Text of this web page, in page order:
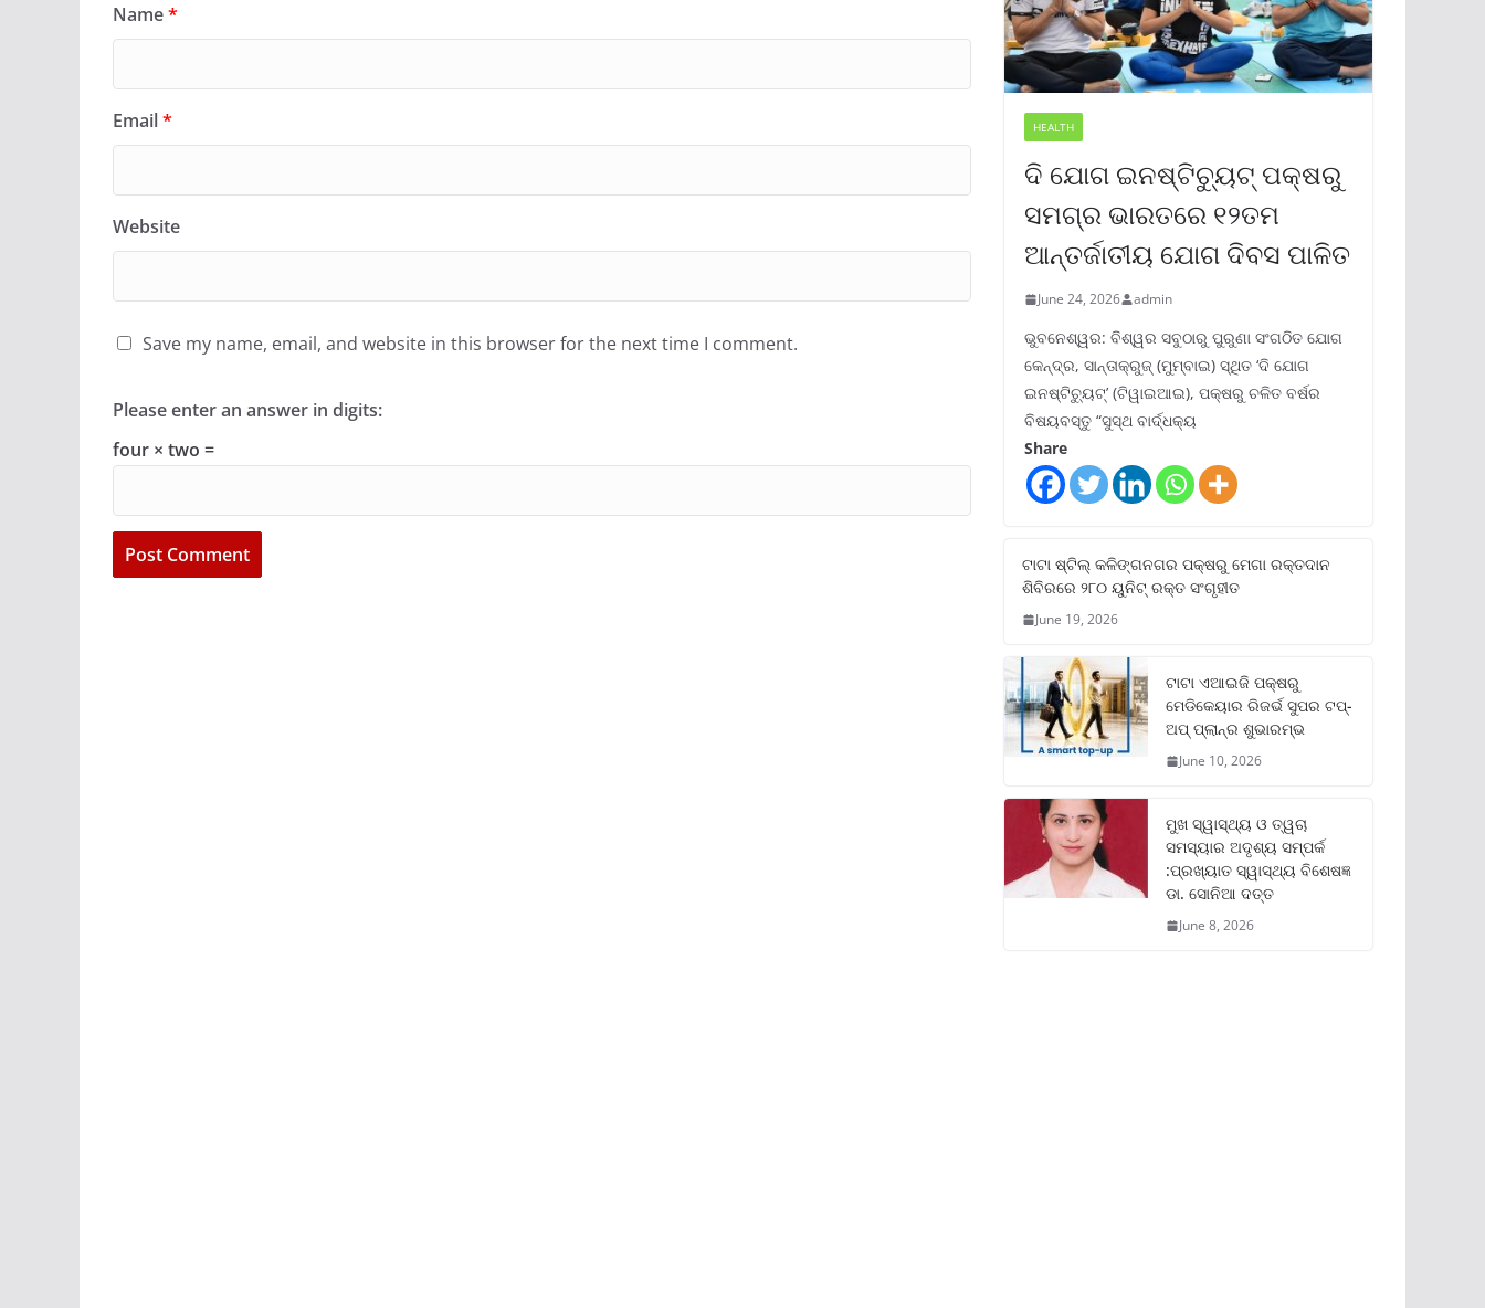
Name*
Email*
Website
Save my name, email, and website in this browser for the next time I comment.
Please enter an answer in digits:
four × two =
HEALTH
ଦି ଯୋଗ ଇନଷ୍ଟିଚ୍ୟୁଟ୍ ପକ୍ଷରୁ
ସମଗ୍ର ଭାରତରେ ୧୨ତମ
ଆନ୍ତର୍ଜାତୀୟ ଯୋଗ ଦିବସ ପାଳିତ
June 24, 2026 admin
ଭୁବନେଶ୍ୱର: ବିଶ୍ୱର ସବୁଠାରୁ ପୁରୁଣା ସଂଗଠିତ ଯୋଗ
କେନ୍ଦ୍ର, ସାନ୍ତାକ୍ରୁଜ୍ (ମୁମ୍ବାଇ) ସ୍ଥିତ ‘ଦି ଯୋଗ
ଇନଷ୍ଟିଚ୍ୟୁଟ୍‌’ (ଟିୱାଇଆଇ), ପକ୍ଷରୁ ଚଳିତ ବର୍ଷର
ବିଷୟବସ୍ତୁ “ସୁସ୍ଥ ବାର୍ଦ୍ଧକ୍ୟ
Share
ଟାଟା ଷ୍ଟିଲ୍‌ କଳିଙ୍ଗନଗର ପକ୍ଷରୁ ମେଗା ରକ୍ତଦାନ
ଶିବିରରେ ୨୮୦ ୟୁନିଟ୍‌ ରକ୍ତ ସଂଗୃହୀତ
June 19, 2026
ଟାଟା ଏଆଇଜି ପକ୍ଷରୁ
ମେଡିକେୟାର ରିଜର୍ଭ ସୁପର ଟପ୍‌-
ଅପ୍ ପ୍ଲାନ୍‌ର ଶୁଭାରମ୍ଭ
June 10, 2026
ମୁଖ ସ୍ୱାସ୍ଥ୍ୟ ଓ ତ୍ୱଚା
ସମସ୍ୟାର ଅଦୃଶ୍ୟ ସମ୍ପର୍କ
:ପ୍ରଖ୍ୟାତ ସ୍ୱାସ୍ଥ୍ୟ ବିଶେଷଜ୍ଞ
ଡା. ସୋନିଆ ଦତ୍ତ
June 8, 2026